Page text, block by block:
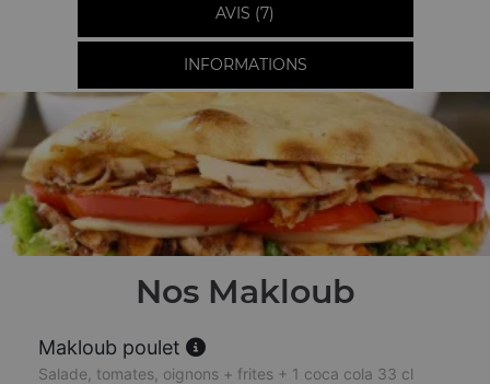
AVIS (7)
INFORMATIONS
Nos Makloub
Makloub poulet
Salade, tomates, oignons + frites + 1 coca cola 33 cl